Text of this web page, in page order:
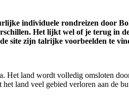
individuele rondreizen door
Het lijkt wel of je terug in
site zijn talrijke voorbeelden te
land wordt volledig omsloten
land veel gebied verloren aan de